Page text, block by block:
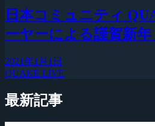
日本コミュニティ
ーヤーによる謹賀新年
2021年1月1日
QUAKE LIVE
最新記事